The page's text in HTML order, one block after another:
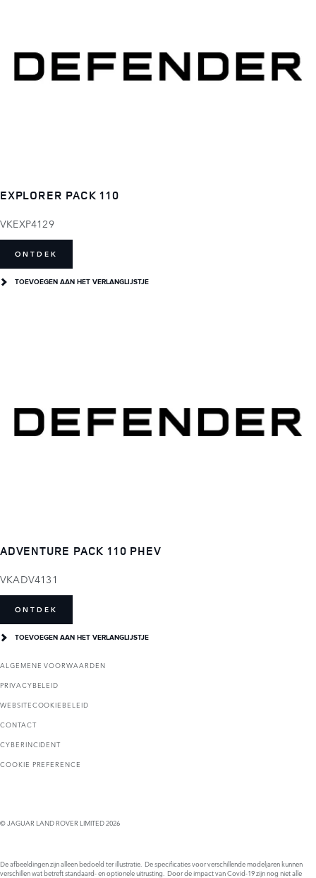
EXPLORER PACK 110
VKEXP4129
ONTDEK
TOEVOEGEN AAN HET VERLANGLIJSTJE
ADVENTURE PACK 110 PHEV
VKADV4131
ONTDEK
TOEVOEGEN AAN HET VERLANGLIJSTJE
ALGEMENE VOORWAARDEN
PRIVACYBELEID
WEBSITECOOKIEBELEID
CONTACT
CYBERINCIDENT
COOKIE PREFERENCE
© JAGUAR LAND ROVER LIMITED 2026
De afbeeldingen zijn alleen bedoeld ter illustratie. De specificaties voor verschillende modeljaren kunnen
verschillen wat betreft standaard- en optionele uitrusting. Door de impact van Covid-19 zijn nog niet alle